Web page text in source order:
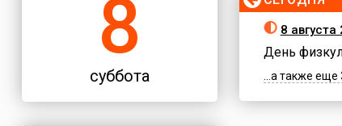
8
суббота
8
День
...а также